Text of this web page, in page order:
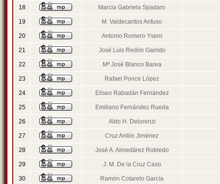
18 Marcia Gabriela Spadaro
19 M. Valdecantos Anfuso
20 Antonio Romero Ysern
21 José Luis Redón Garrido
22 Mª José Blanco Barea
23 Rafael Ponce López
24 Eliseo Rabadán Fernández
25 Emiliano Fernández Rueda
26 Aldo H. Delorenzi
27 Cruz Antón Jiménez
28 José A. Almedárez Robledo
29 J. M. De la Cruz Caso
30 Ramón Cotarelo García